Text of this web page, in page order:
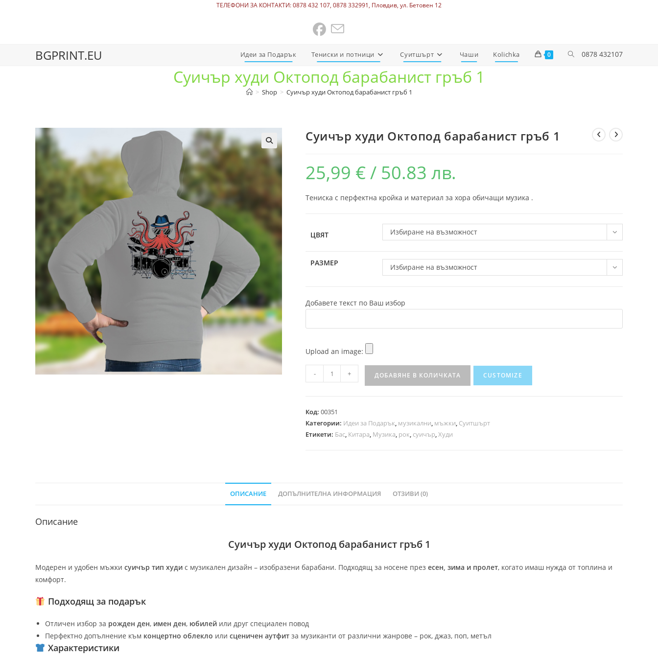
ТЕЛЕФОНИ ЗА КОНТАКТИ: 0878 432 107, 0878 332991, Пловдив, ул. Бетовен 12
BGPRINT.EU 0878 432107
Идеи за Подарък Тениски и потници Суитшърт Чаши Kolichka 0
Суичър худи Октопод барабанист гръб 1
> Shop > Суичър худи Октопод барабанист гръб 1
Суичър худи Октопод барабанист гръб 1
25,99 € / 50.83 лв.
Тениска с перфектна кройка и материал за хора обичащи музика .
ЦВЯТ Избиране на възможност
РАЗМЕР Избиране на възможност
Добавете текст по Ваш избор
Upload an image:
- + ДОБАВЯНЕ В КОЛИЧКАТА CUSTOMIZE
Код: 00351
Категории: Идеи за Подарък, музикални, мъжки, Суитшърт
Етикети: Бас, Китара, Музика, рок, суичър,Худи
ОПИСАНИЕ ДОПЪЛНИТЕЛНА ИНФОРМАЦИЯ ОТЗИВИ (0)
Описание
Суичър худи Октопод барабанист гръб 1
Модерен и удобен мъжки суичър тип худи с музикален дизайн – изобразени барабани. Подходящ за носене през есен, зима и пролет, когато имаш нужда от топлина и
комфорт.
Подходящ за подарък
Отличен избор за рожден ден, имен ден, юбилей или друг специален повод
Перфектно допълнение към концертно облекло или сценичен аутфит за музиканти от различни жанрове – рок, джаз, поп, метъл
Характеристики